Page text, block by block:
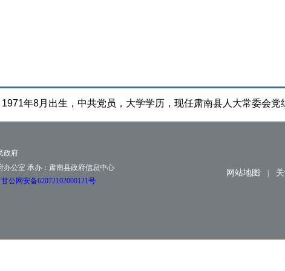
1971年8月出生，中共党员，大学学历，现任肃南县人大常委会党